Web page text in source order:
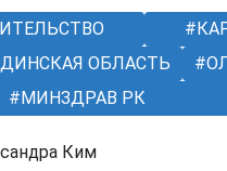
ОБЛАСТЬ
МИНЗДРАВ РК
Ким